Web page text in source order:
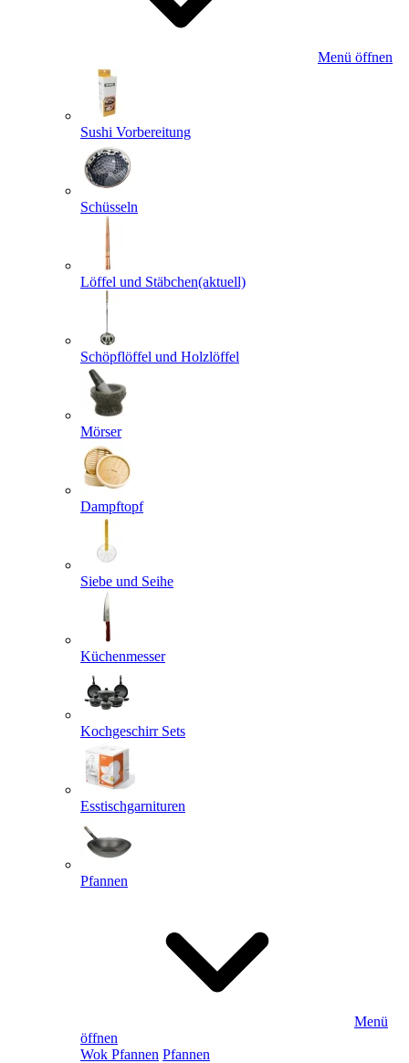
Menü öffnen
Sushi Vorbereitung
Schüsseln
Löffel und Stäbchen(aktuell)
Schöpflöffel und Holzlöffel
Mörser
Dampftopf
Siebe und Seihe
Küchenmesser
Kochgeschirr Sets
Esstischgarnituren
Pfannen
Menü
öffnen
Wok Pfannen Pfannen